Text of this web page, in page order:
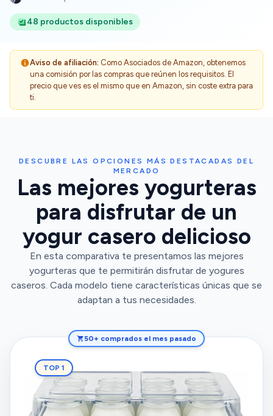
48 productos disponibles
Aviso de afiliación: Como Asociados de Amazon, obtenemos
una comisión por las compras que reúnen los requisitos. El
precio que ves es el mismo que en Amazon, sin coste extra para
ti.
DESCUBRE LAS OPCIONES MÁS DESTACADAS DEL
MERCADO
Las mejores yogurteras
para disfrutar de un
yogur casero delicioso
En esta comparativa te presentamos las mejores
yogurteras que te permitirán disfrutar de yogures
caseros. Cada modelo tiene características únicas que se
adaptan a tus necesidades.
50+ comprados el mes pasado
TOP 1